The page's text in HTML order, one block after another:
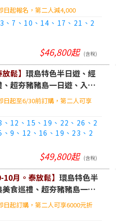
美景Celes飯店五日遊
航空、行李可直掛)
、7、10、14、17、21、2
日起報名，第二人減4,000
$46,800起 (含稅)
放鬆】環島特色半日遊、經
超夯豬豬島一日遊、入住
飯店五日遊 (華航/長榮
行李可直掛)
12、15、19、22、26、2
9、12、16、19、23、2
日起至6/30前訂購，第二人可享
$49,800起 (含稅)
10月。泰放鬆】環島特色半
美食巡禮、超夯豬豬島一日
灘美景Celes飯店五日遊(華
航空、行李可直掛)
日起訂購，第二人可享6000元折